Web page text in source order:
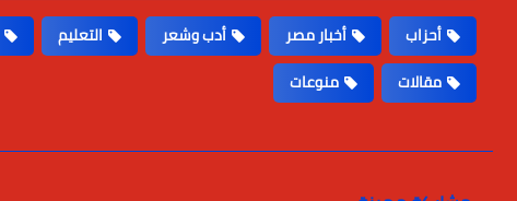
أحزاب أخبار مصر أدب وشعر التعليم
مقالات
منوعات